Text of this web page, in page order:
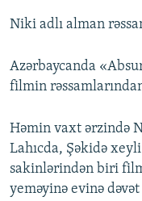
Niki adlı alman
Azərbaycanda
filmin
Həmin vaxt ərzində
Lahıcda, Şəkidə
sakinlərindən biri
yeməyinə evinə